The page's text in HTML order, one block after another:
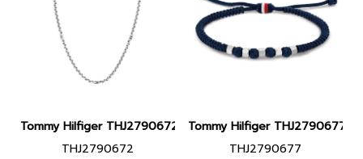
Tommy Hilfiger THJ2790672 JEWELRY สร้อยคอ
THJ2790672
Tommy Hilfiger THJ2790677
THJ2790677